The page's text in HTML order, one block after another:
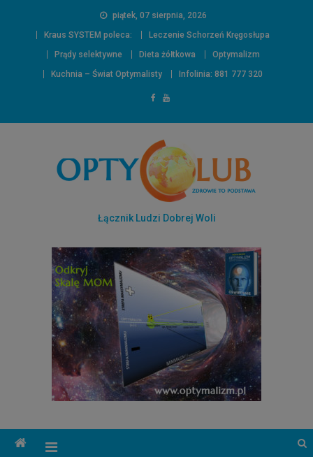
piątek, 07 sierpnia, 2026
Kraus SYSTEM poleca:
Leczenie Schorzeń Kręgosłupa
Prądy selektywne
Dieta żółtkowa
Optymalizm
Kuchnia – Świat Optymalisty
Infolinia: 881 777 320
Łącznik Ludzi Dobrej Woli